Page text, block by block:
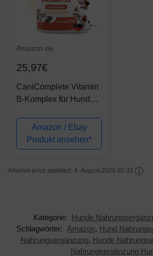
Amazon.de
25,97€
CaniComplete Vitamin
B-Komplex für Hunde,
B6, B9, B12, K3,
Calcium, Folsäure.
Unterstützt wichtige
Stück (4...
Amazon / Ebay
Produkt ansehen*
Amazon price updated: 4. August 2026 02:33
Kategorie:
Hunde
Schlagwörter:
Amazon, Hund
Nahrungsergänzung, Hunde
Nahrungsergänzung